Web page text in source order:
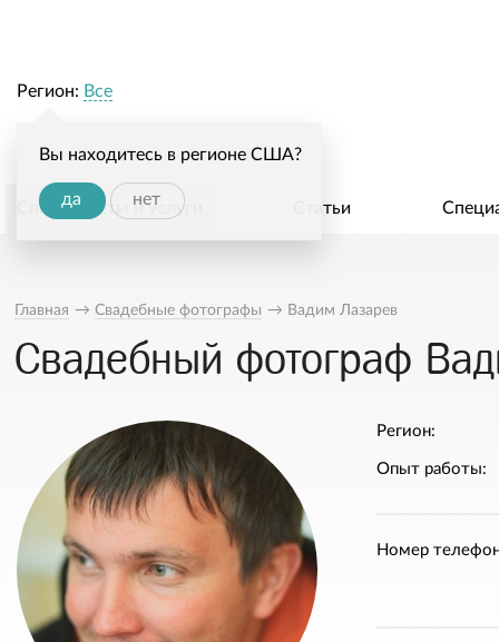
Регион: Все
Вы находитесь в регионе США?
да нет
Специалисты и услуги Статьи
Главная → Свадебные фотографы → Вадим Лазарев
Свадебный фотограф
Регион:
Опыт работы:
Номер